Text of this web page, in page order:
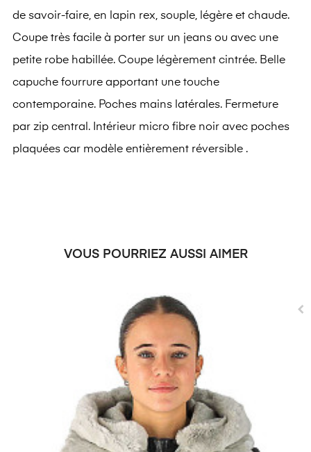
de savoir-faire, en lapin rex, souple, légère et chaude.
Coupe très facile à porter sur un jeans ou avec une
petite robe habillée. Coupe légèrement cintrée. Belle
capuche fourrure apportant une touche
contemporaine. Poches mains latérales. Fermeture
par zip central. Intérieur micro fibre noir avec poches
plaquées car modèle entièrement réversible .
VOUS POURRIEZ AUSSI AIMER